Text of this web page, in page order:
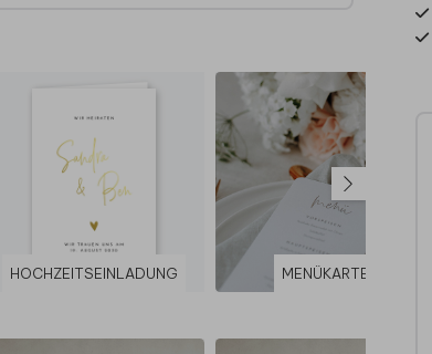
um
HOCHZEITSEINLADUNG MENÜKARTE